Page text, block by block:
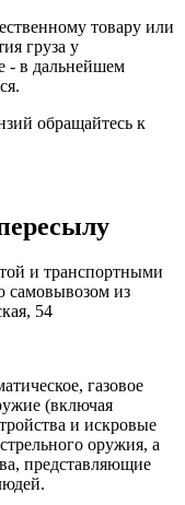
товару или
груза у
- в дальнейшем
обращайтесь к
и транспортными
самовывозом из
54
газовое
(включая
и искровые
оружия, а
представляющие